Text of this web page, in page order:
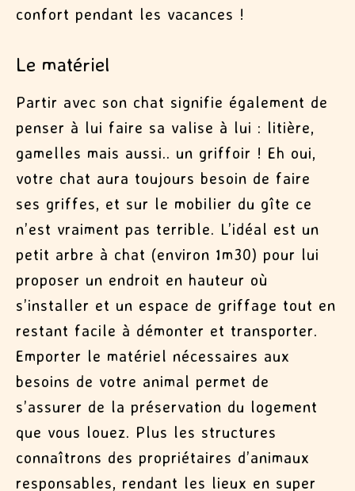
confort pendant les vacances !
Le matériel
Partir avec son chat signifie également de
penser à lui faire sa valise à lui : litière,
gamelles mais aussi.. un griffoir ! Eh oui,
votre chat aura toujours besoin de faire
ses griffes, et sur le mobilier du gîte ce
n’est vraiment pas terrible. L’idéal est un
petit arbre à chat (environ 1m30) pour lui
proposer un endroit en hauteur où
s’installer et un espace de griffage tout en
restant facile à démonter et transporter.
Emporter le matériel nécessaires aux
besoins de votre animal permet de
s’assurer de la préservation du logement
que vous louez. Plus les structures
connaîtrons des propriétaires d’animaux
responsables, rendant les lieux en super